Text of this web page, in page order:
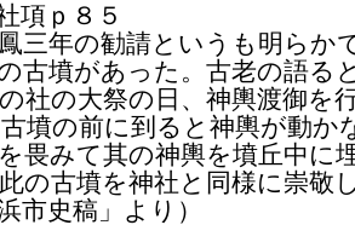
項ｐ８５
鳳三年の勧請というも明らか
古墳があった。古老の語る
社の大祭の日、神輿渡御を
墳の前に到ると神輿が動か
畏みて其の神輿を墳丘中に
の古墳を神社と同様に崇敬
市史稿」より）